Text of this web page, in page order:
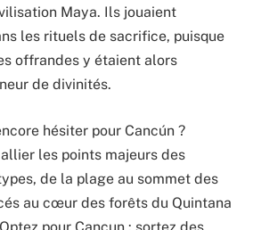
Maya. Ils jouaient
les rituels de sacrifice, puisque
offrandes y étaient alors
de divinités.
hésiter pour Cancún ?
les points majeurs des
de la plage au sommet des
au cœur des forêts du Quintana
pour Cancun : sortez des